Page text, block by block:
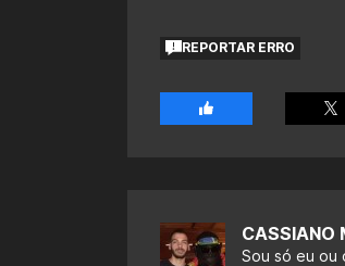
REPORTAR ERRO
CASSIANO
Sou só eu ou